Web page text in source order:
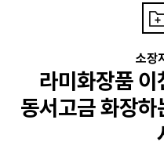
소장
라미화장품
동서고금 화장